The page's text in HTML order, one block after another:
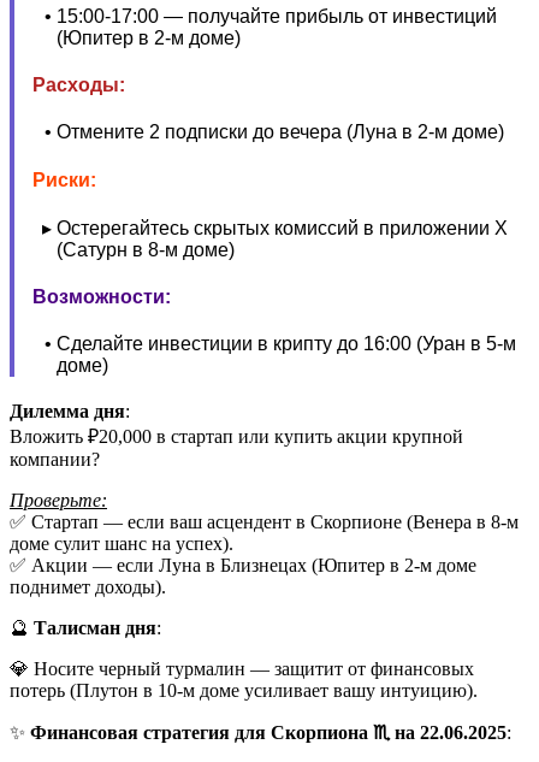
15:00-17:00 — получайте прибыль от инвестиций
(Юпитер в 2-м доме)
Расходы:
Отмените 2 подписки до вечера (Луна в 2-м доме)
Риски:
Остерегайтесь скрытых комиссий в приложении X
(Сатурн в 8-м доме)
Возможности:
Сделайте инвестиции в крипту до 16:00 (Уран в 5-м
доме)
Дилемма дня:
Вложить ₽20,000 в стартап или купить акции крупной
компании?
Проверьте:
✅ Стартап — если ваш асцендент в Скорпионе (Венера в 8-м
доме сулит шанс на успех).
✅ Акции — если Луна в Близнецах (Юпитер в 2-м доме
поднимет доходы).
🔮 Талисман дня:
💎 Носите черный турмалин — защитит от финансовых
потерь (Плутон в 10-м доме усиливает вашу интуицию).
✨ Финансовая стратегия для Скорпиона ♏ на 22.06.2025: